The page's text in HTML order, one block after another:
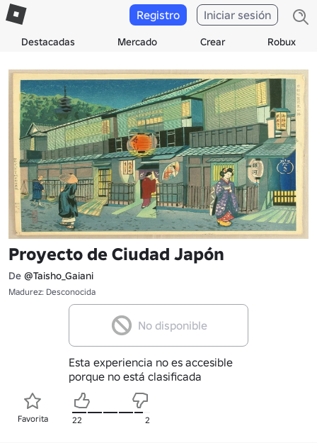
Destacadas Mercado Crear Robux
Registro Iniciar sesión
Proyecto de Ciudad Japón
De @Taisho_Gaiani
Madurez: Desconocida
No disponible
Esta experiencia no es accesible
porque no está clasificada
Favorita 22 2